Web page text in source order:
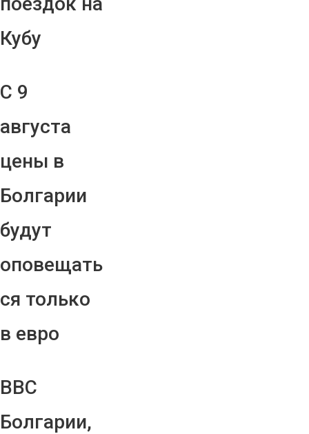
Кубу
С 9
августа
цены в
Болгарии
будут
оповещать
ся только
в евро
ВВС
Болгарии,